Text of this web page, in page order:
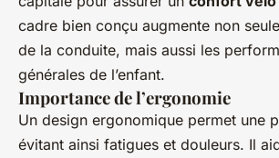
cadre bien conçu augmente non
de la conduite, mais aussi les
générales de l’enfant.
Importance de l’ergonomie
Un design ergonomique permet une
évitant ainsi fatigues et douleurs. Il